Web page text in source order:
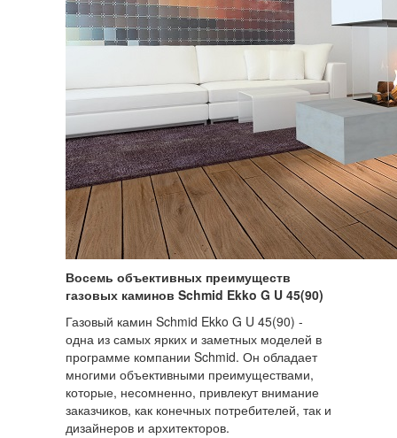
Восемь объективных преимуществ
газовых каминов Schmid Ekko G U 45(90)
Газовый камин Schmid Ekko G U 45(90) -
одна из самых ярких и заметных моделей в
программе компании Schmid. Он обладает
многими объективными преимуществами,
которые, несомненно, привлекут внимание
заказчиков, как конечных потребителей, так и
дизайнеров и архитекторов.